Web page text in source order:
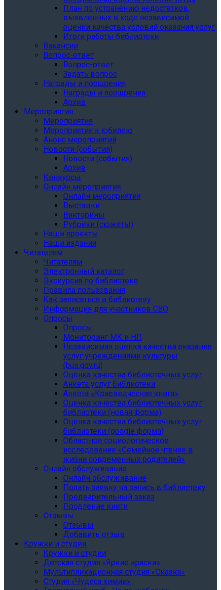
План по устранению недостатков,
выявленных в ходе независимой
оценки качества условий оказания услуг
Итоги работы библиотеки
Вакансии
Вопрос-ответ
Вопрос-ответ
Задать вопрос
Награды и поощрения
Награды и поощрения
Архив
Мероприятия
Мероприятия
Мероприятия к юбилею
Анонс мероприятий
Новости (события)
Новости (события)
Архив
Конкурсы
Онлайн мероприятия
Онлайн мероприятия
Выставки
Викторины
Рубрики (сюжеты)
Наши проекты
Наши издания
Читателям
Читателям
Электронный каталог
Экскурсия по библиотеке
Правила пользования
Как записаться в библиотеку
Информация для участников СВО
Опросы
Опросы
Мониторинг МК и НП
Независимая оценка качества оказания
услуг учреждениями культуры
(bus.gov.ru)
Оценка качества библиотечных услуг
Анкета услуг библиотеки
Анкета «Краеведческая книга»
Oценка качества библиотечных услуг
библиотеки (новая форма)
Oценка качества библиотечных услуг
библиотеки (google форма)
Областное социологическое
исследование «Семейное чтение в
жизни современных родителей»
Онлайн обслуживание
Онлайн обслуживание
Подать заявку на запись в библиотеку
Предварительный заказ
Продление книги
Отзывы
Отзывы
Добавить отзыв
Кружки и студии
Кружки и студии
Детская студия «Яркие краски»
Мультипликационная студия «Сказка»
Студия «Чудеса химии»